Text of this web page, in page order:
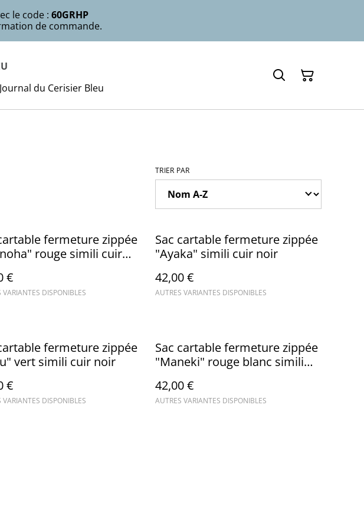
le code : 60GRHP
de commande.
du Cerisier Bleu
TRIER PAR
fermeture zippée
rouge simili cuir
€
VARIANTES DISPONIBLES
Sac cartable fermeture zippée
"Ayaka" simili cuir noir
42,00 €
AUTRES VARIANTES DISPONIBLES
fermeture zippée
vert simili cuir noir
€
VARIANTES DISPONIBLES
Sac cartable fermeture zippée
"Maneki" rouge blanc simili
42,00 €
AUTRES VARIANTES DISPONIBLES